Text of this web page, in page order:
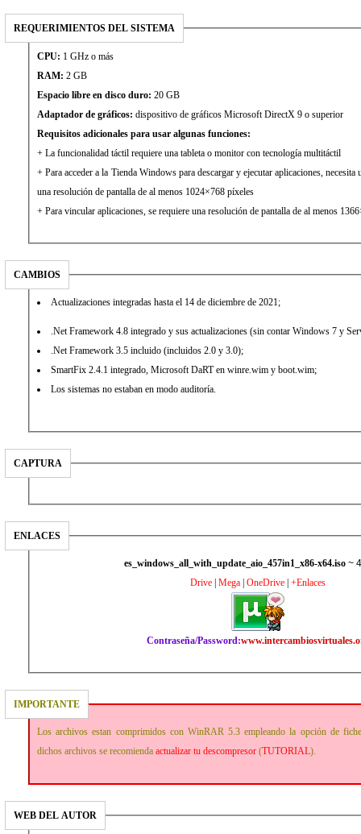
REQUERIMIENTOS DEL SISTEMA
CPU: 1 GHz o más
RAM: 2 GB
Espacio libre en disco duro: 20 GB
Adaptador de gráficos: dispositivo de gráficos Microsoft DirectX 9 o superior
Requisitos adicionales para usar algunas funciones:
+ La funcionalidad táctil requiere una tableta o monitor con tecnología multitáctil
+ Para acceder a la Tienda Windows para descargar y ejecutar aplicaciones,
una resolución de pantalla de al menos 1024×768 píxeles
+ Para vincular aplicaciones, se requiere una resolución de pantalla de al menos
CAMBIOS
Actualizaciones integradas hasta el 14 de diciembre de 2021;
.Net Framework 4.8 integrado y sus actualizaciones (sin contar Windows 7 y
.Net Framework 3.5 incluido (incluidos 2.0 y 3.0);
SmartFix 2.4.1 integrado, Microsoft DaRT en winre.wim y boot.wim;
Los sistemas no estaban en modo auditoría.
CAPTURA
ENLACES
es_windows_all_with_update_aio_457in1_x86-x64.iso ~
Drive | Mega | OneDrive | +Enlaces
Contraseña/Password:
IMPORTANTE
Los archivos estan comprimidos con WinRAR 5.3 empleando la opción de
dichos archivos se recomienda actualizar tu descompresor (TUTORIAL).
WEB DEL AUTOR